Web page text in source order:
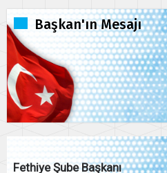
Başkan'ın Mesajı
Fethiye Şube Başkanı